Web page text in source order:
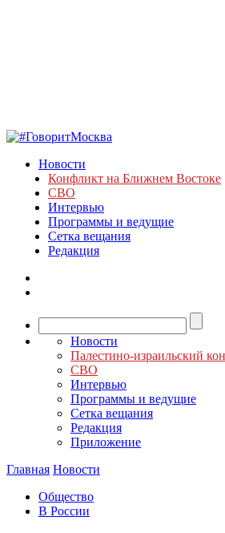
Новости
Конфликт на Ближнем Востоке
СВО
Интервью
Программы и ведущие
Сетка вещания
Редакция
Новости
Палестино-израильский
СВО
Интервью
Программы и ведущие
Сетка вещания
Редакция
Приложение
Главная Новости
Общество
В России